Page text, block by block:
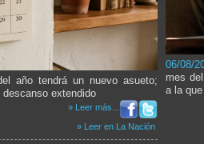
año tendrá un nuevo asueto;
extendido
» Leer más...
» Leer en La Nación
06/08/
mes
a la